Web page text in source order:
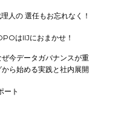
人の 選任もお忘れなく！
はIIJにおまかせ！
今データガバナンスが重
ら始める実践と社内展開
ート